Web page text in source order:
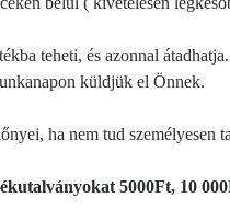
teheti, és azonnal átadhatja.
küldjük el Önnek.
ha nem tud személyesen
5000Ft, 10